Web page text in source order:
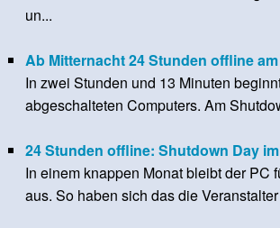
un...
Ab Mitternacht 24 Stunden offline
In zwei Stunden und 13 Minuten
abgeschalteten Computers. Am
24 Stunden offline: Shutdown Day
In einem knappen Monat bleibt der PC
aus. So haben sich das die